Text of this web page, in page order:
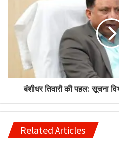
बंशीधर तिवारी की पहल: सूचना
Related Articles